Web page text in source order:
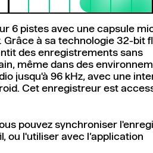
6 pistes avec une capsule
Grâce à sa technologie 32-bit
des enregistrements sans
même dans des
jusqu'à 96 kHz, avec une
Cet enregistreur est
pouvez synchroniser
ou l'utiliser avec l’application